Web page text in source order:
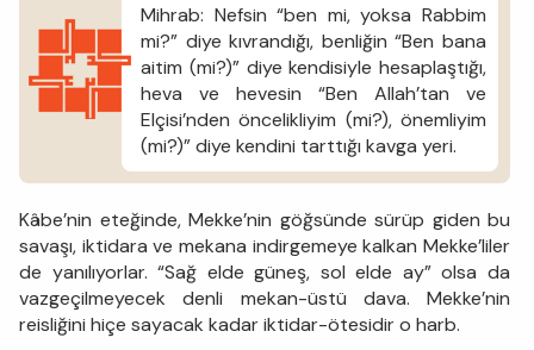
Mihrab: Nefsin “ben mi, yoksa Rabbim
mi?” diye kıvrandığı, benliğin “Ben bana
aitim (mi?)” diye kendisiyle hesaplaştığı,
heva ve hevesin “Ben Allah’tan ve
Elçisi’nden öncelikliyim (mi?), önemliyim
(mi?)” diye kendini tarttığı kavga yeri.
Kâbe’nin eteğinde, Mekke’nin göğsünde sürüp giden bu
savaşı, iktidara ve mekana indirgemeye kalkan Mekke’liler
de yanılıyorlar. “Sağ elde güneş, sol elde ay” olsa da
vazgeçilmeyecek denli mekan-üstü dava. Mekke’nin
reisliğini hiçe sayacak kadar iktidar-ötesidir o harb.